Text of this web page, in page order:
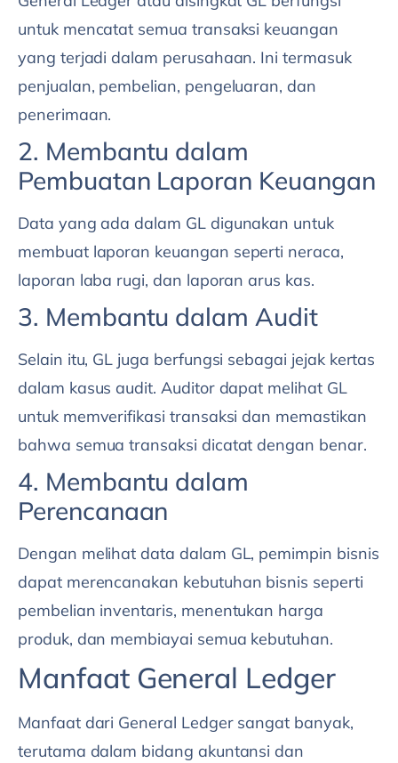
untuk mencatat semua transaksi keuangan
yang terjadi dalam perusahaan. Ini termasuk
penjualan, pembelian, pengeluaran, dan
penerimaan.
2. Membantu dalam
Pembuatan Laporan Keuangan
Data yang ada dalam GL digunakan untuk
membuat laporan keuangan seperti neraca,
laporan laba rugi, dan laporan arus kas.
3. Membantu dalam Audit
Selain itu, GL juga berfungsi sebagai jejak kertas
dalam kasus audit. Auditor dapat melihat GL
untuk memverifikasi transaksi dan memastikan
bahwa semua transaksi dicatat dengan benar.
4. Membantu dalam
Perencanaan
Dengan melihat data dalam GL, pemimpin bisnis
dapat merencanakan kebutuhan bisnis seperti
pembelian inventaris, menentukan harga
produk, dan membiayai semua kebutuhan.
Manfaat General Ledger
Manfaat dari General Ledger sangat banyak,
terutama dalam bidang akuntansi dan